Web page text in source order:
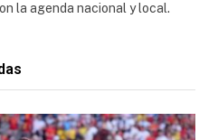
la agenda nacional y local.